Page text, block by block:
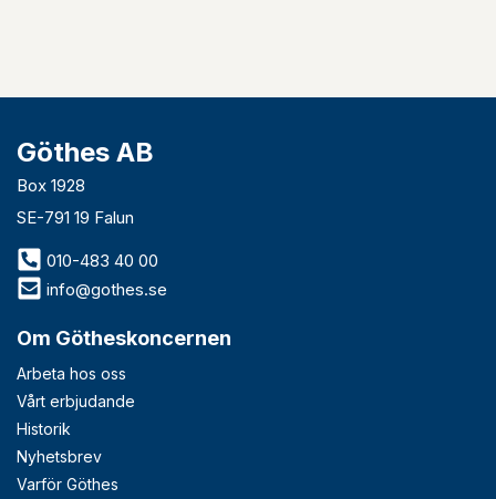
Göthes AB
Box 1928
SE-791 19 Falun
010-483 40 00
info@gothes.se
Om Götheskoncernen
Arbeta hos oss
Vårt erbjudande
Historik
Nyhetsbrev
Varför Göthes